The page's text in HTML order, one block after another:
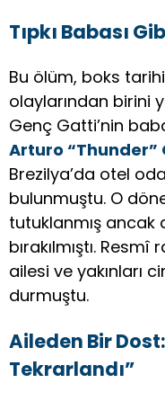
Tıpkı Babası
Bu ölüm, boks
olaylarından birini
Genç Gatti’nin
Arturo “Thunder”
Brezilya’da otel
bulunmuştu. O
tutuklanmış
bırakılmıştı.
ailesi ve yakınları
durmuştu.
Aileden Bir
Tekrarlandı”